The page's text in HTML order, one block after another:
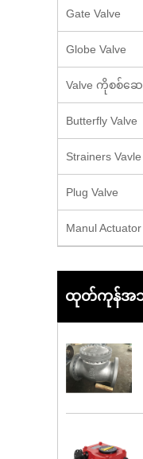
Gate Valve
Globe Valve
Valve ကိုစစ်ဆေ
Butterfly Valve
Strainers Vavle
Plug Valve
Manul Actuator
ထုတ်ကုန်အသ